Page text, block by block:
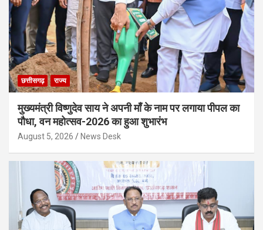
छत्तीसगढ़ राज्य
मुख्यमंत्री विष्णुदेव साय ने अपनी माँ के नाम पर लगाया पीपल का
पौधा, वन महोत्सव-2026 का हुआ शुभारंभ
August 5, 2026 News Desk